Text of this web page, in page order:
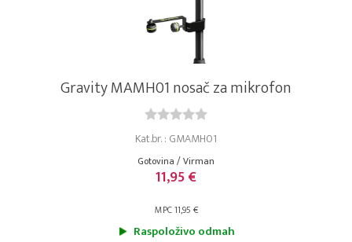
Gravity MAMH01 nosač za mikrofon
Kat.br. : GMAMH01
Gotovina / Virman
11,95 €
MPC 11,95 €
Raspoloživo odmah